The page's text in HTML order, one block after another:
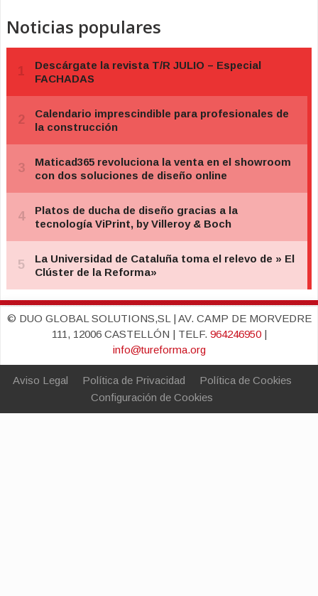
Noticias populares
© DUO GLOBAL SOLUTIONS,SL | AV. CAMP DE MORVEDRE
111, 12006 CASTELLÓN | TELF. 964246950|
info@tureforma.org
Aviso Legal Política de Privacidad
Política de Cookies
Configuración de Cookies